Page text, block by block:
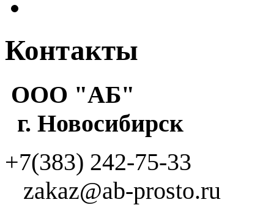
Контакты
ООО "АБ"
г. Новосибирск
+7(383) 242-75-33
zakaz@ab-prosto.ru